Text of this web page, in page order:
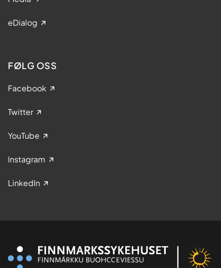
eDialog
FØLG OSS
Facebook
Twitter
YouTube
Instagram
LinkedIn